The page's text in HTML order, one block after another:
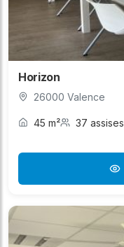
Horizon
26000 Valence
45 m² 37 assises